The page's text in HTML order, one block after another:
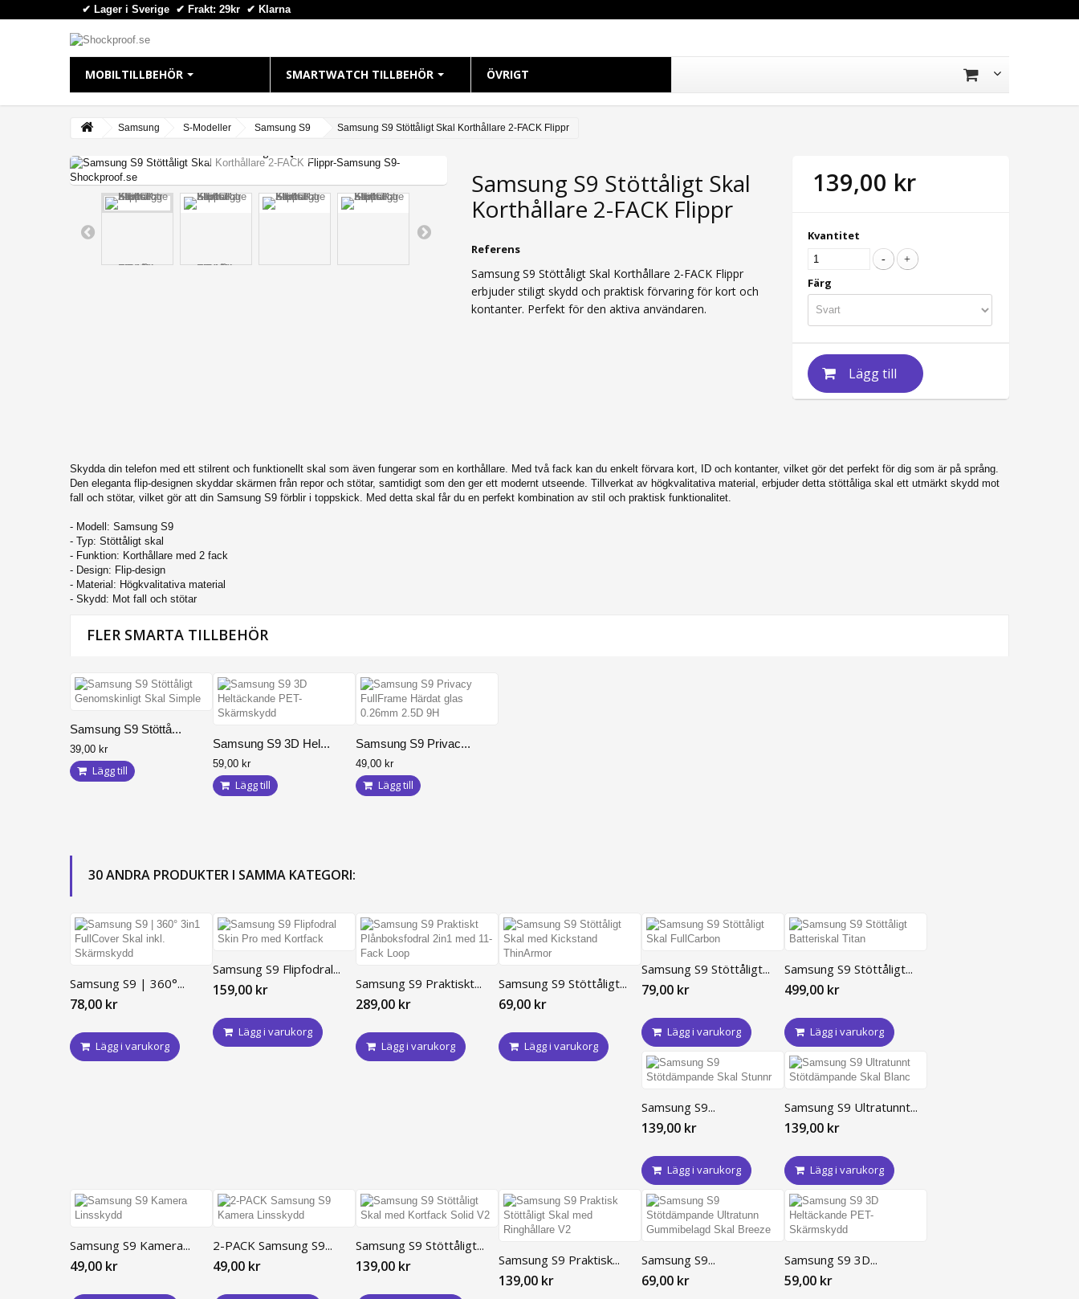
✔ Lager i Sverige ✔ Frakt: 29kr ✔ Klarna
MOBILTILLBEHÖR
iPhone 16 Plus
iPhone 16 Pro
iPhone 13 Pro Max
iPhone 13 Pro
iPhone 12
iPhone 11 Pro Max
iPhone 11
iPhone XS Max
iPhone 7
iPhone 8
iPhone 6/6S
SMARTWATCH TILLBEHÖR
Apple Watch 41mm
ÖVRIGT
Samsung S-Modeller Samsung S9 Samsung S9 Stöttåligt Skal Korthållare 2-FACK Flippr
Samsung S9 Stöttåligt Skal
Korthållare 2-FACK Flippr
Referens
Samsung S9 Stöttåligt Skal Korthållare 2-FACK Flippr
erbjuder stiligt skydd och praktisk förvaring för kort och
kontanter. Perfekt för den aktiva användaren.
139,00 kr
Kvantitet
Färg
Lägg till
Skydda din telefon med ett stilrent och funktionellt skal som även fungerar som en korthållare. Med två fack kan du enkelt förvara kort, ID och kontanter, vilket gör det perfekt för dig som är på språng.
Den eleganta flip-designen skyddar skärmen från repor och stötar, samtidigt som den ger ett modernt utseende. Tillverkat av högkvalitativa material, erbjuder detta stöttåliga skal ett utmärkt skydd mot
fall och stötar, vilket gör att din Samsung S9 förblir i toppskick. Med detta skal får du en perfekt kombination av stil och praktisk funktionalitet.
- Modell: Samsung S9
- Typ: Stöttåligt skal
- Funktion: Korthållare med 2 fack
- Design: Flip-design
- Material: Högkvalitativa material
- Skydd: Mot fall och stötar
FLER SMARTA TILLBEHÖR
Samsung S9 Stöttå...
39,00 kr
Lägg till
Samsung S9 3D Hel...
59,00 kr
Lägg till
Samsung S9 Privac...
49,00 kr
Lägg till
30 ANDRA PRODUKTER I SAMMA KATEGORI:
Samsung S9 | 360°...
78,00 kr
Lägg i varukorg
Samsung S9 Flipfodral...
159,00 kr
Lägg i varukorg
Samsung S9 Praktiskt...
289,00 kr
Lägg i varukorg
Samsung S9 Stöttåligt...
69,00 kr
Lägg i varukorg
Samsung S9 Stöttåligt...
79,00 kr
Lägg i varukorg
Samsung S9 Stöttåligt...
499,00 kr
Lägg i varukorg
Samsung S9...
139,00 kr
Lägg i varukorg
Samsung S9 Ultratunnt...
139,00 kr
Lägg i varukorg
Samsung S9 Kamera...
49,00 kr
2-PACK Samsung S9...
49,00 kr
Samsung S9 Stöttåligt...
139,00 kr Samsung S9 Praktisk...
139,00 kr
Samsung S9...
69,00 kr
Samsung S9 3D...
59,00 kr